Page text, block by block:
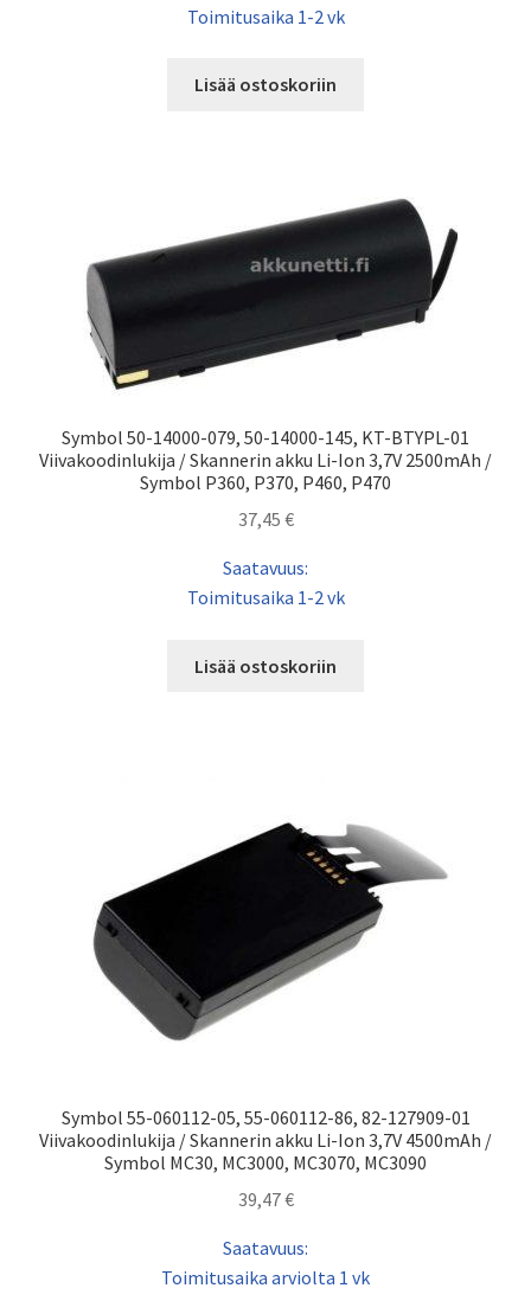
Toimitusaika 1-2 vk
Lisää ostoskoriin
Symbol 50-14000-079, 50-14000-145, KT-BTYPL-01
Viivakoodinlukija / Skannerin akku Li-Ion 3,7V 2500mAh /
Symbol P360, P370, P460, P470
37,45 €
Saatavuus:
Toimitusaika 1-2 vk
Lisää ostoskoriin
Symbol 55-060112-05, 55-060112-86, 82-127909-01
Viivakoodinlukija / Skannerin akku Li-Ion 3,7V 4500mAh /
Symbol MC30, MC3000, MC3070, MC3090
39,47€
Saatavuus:
Toimitusaika arviolta 1 vk